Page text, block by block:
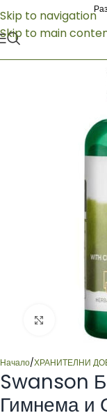
Skip to navigation
Skip to main
Click to
Начало/ХРАНИТЕЛНИ
Swanson
Гимнема и